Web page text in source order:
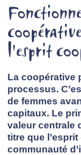
l'esprit
La coopérative
processus.
de femmes
capitaux. Le
valeur centrale
titre que
communauté